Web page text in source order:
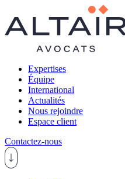
Expertises
Équipe
International
Actualités
Nous rejoindre
Espace client
Contactez-nous